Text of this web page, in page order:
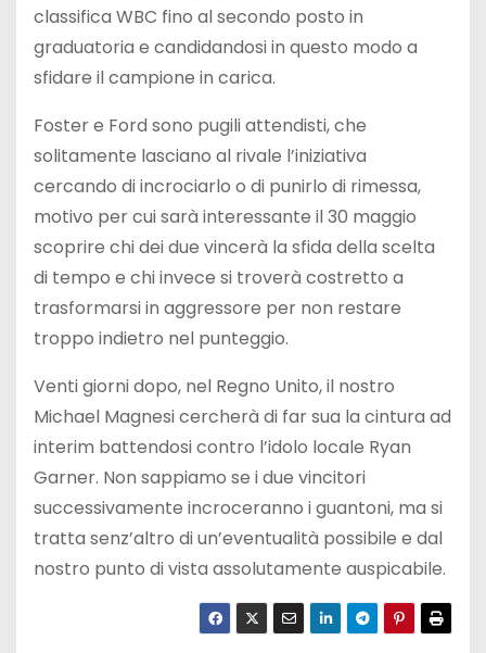
classifica WBC fino al secondo posto in
graduatoria e candidandosi in questo modo a
sfidare il campione in carica.
Foster e Ford sono pugili attendisti, che
solitamente lasciano al rivale l’iniziativa
cercando di incrociarlo o di punirlo di rimessa,
motivo per cui sarà interessante il 30 maggio
scoprire chi dei due vincerà la sfida della scelta
di tempo e chi invece si troverà costretto a
trasformarsi in aggressore per non restare
troppo indietro nel punteggio.
Venti giorni dopo, nel Regno Unito, il nostro
Michael Magnesi cercherà di far sua la cintura ad
interim battendosi contro l’idolo locale Ryan
Garner. Non sappiamo se i due vincitori
successivamente incroceranno i guantoni, ma si
tratta senz’altro di un’eventualità possibile e dal
nostro punto di vista assolutamente auspicabile.